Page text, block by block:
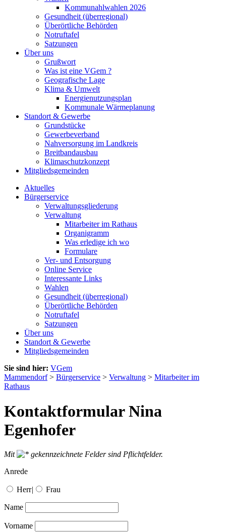
Kommunahlwahlen 2026
Gesundheit (überregional)
Überörtliche Behörden
Notruftafel
Satzungen
Über uns
Grußwort
Was ist eine VGem ?
Geografische Lage
Klima & Umwelt
Energienutzungsplan
Kommunale Wärmeplanung
Standort & Gewerbe
Grundstücke
Gewerbeverband
Nahversorgung im Landkreis
Breitbandausbau
Klimaschutzkonzept
Mitgliedsgemeinden
Aktuelles
Bürgerservice
Verwaltungsgliederung
Verwaltung
Mitarbeiter im Rathaus
Organigramm
Was erledige ich wo
Formulare
Ver- und Entsorgung
Online Service
Interessante Links
Wahlen
Gesundheit (überregional)
Überörtliche Behörden
Notruftafel
Satzungen
Über uns
Standort & Gewerbe
Mitgliedsgemeinden
Sie sind hier: VGem
Mammendorf> Bürgerservice > Verwaltung > Mitarbeiter im
Rathaus
Kontaktformular Nina
Egenhofer
Mit
gekennzeichnete Felder sind Pflichtfelder.
Anrede
Herr| Frau
Name
Vorname